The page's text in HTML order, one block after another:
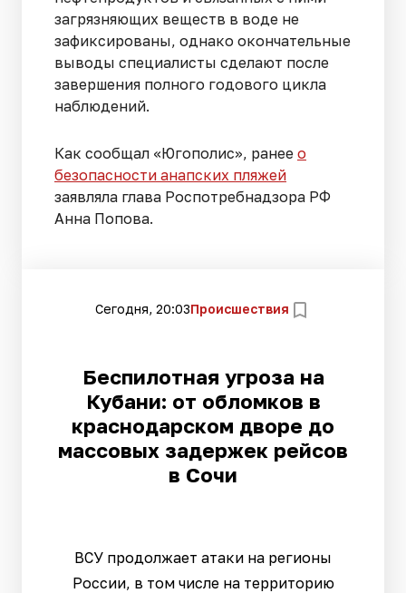
загрязняющих веществ в воде не
зафиксированы, однако окончательные
выводы специалисты сделают после
завершения полного годового цикла
наблюдений.
Как сообщал «Югополис», ранее о
безопасности анапских пляжей
заявляла глава Роспотребнадзора РФ
Анна Попова.
Сегодня, 20:03Происшествия
Беспилотная угроза на
Кубани: от обломков в
краснодарском дворе до
массовых задержек рейсов
в Сочи
ВСУ продолжает атаки на регионы
России, в том числе на территорию